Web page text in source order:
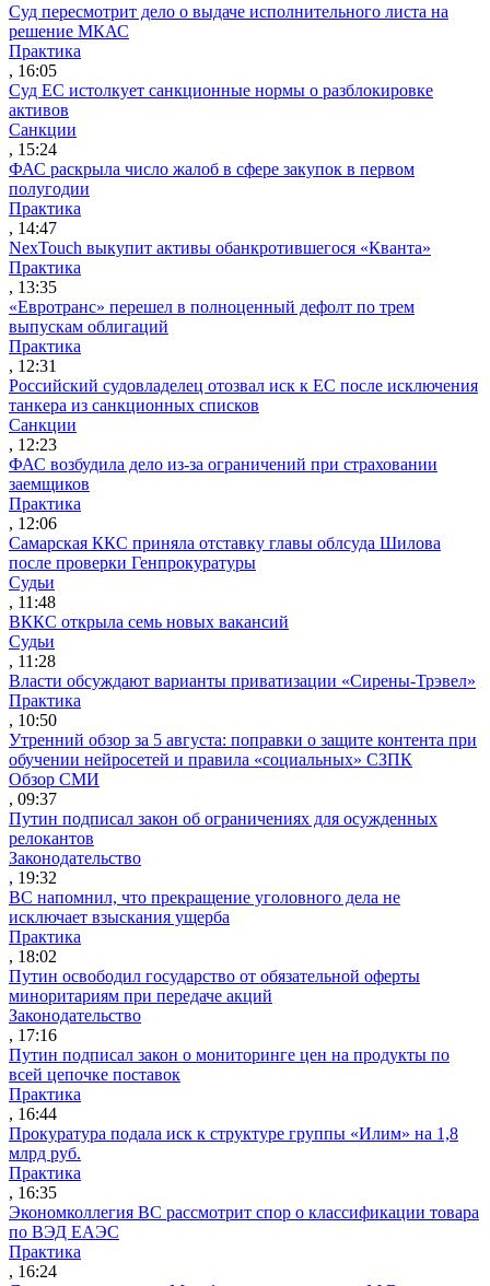
Суд пересмотрит дело о выдаче исполнительного листа на
решение МКАС
Практика
, 16:05
Суд ЕС истолкует санкционные нормы о разблокировке
активов
Санкции
, 15:24
ФАС раскрыла число жалоб в сфере закупок в первом
полугодии
Практика
, 14:47
NexTouch выкупит активы обанкротившегося «Кванта»
Практика
, 13:35
«Евротранс» перешел в полноценный дефолт по трем
выпускам облигаций
Практика
, 12:31
Российский судовладелец отозвал иск к ЕС после исключения
танкера из санкционных списков
Санкции
, 12:23
ФАС возбудила дело из-за ограничений при страховании
заемщиков
Практика
, 12:06
Самарская ККС приняла отставку главы облсуда Шилова
после проверки Генпрокуратуры
Судьи
, 11:48
ВККС открыла семь новых вакансий
Судьи
, 11:28
Власти обсуждают варианты приватизации «Сирены-Трэвел»
Практика
, 10:50
Утренний обзор за 5 августа: поправки о защите контента при
обучении нейросетей и правила «социальных» СЗПК
Обзор СМИ
, 09:37
Путин подписал закон об ограничениях для осужденных
релокантов
Законодательство
, 19:32
ВС напомнил, что прекращение уголовного дела не
исключает взыскания ущерба
Практика
, 18:02
Путин освободил государство от обязательной оферты
миноритариям при передаче акций
Законодательство
, 17:16
Путин подписал закон о мониторинге цен на продукты по
всей цепочке поставок
Практика
, 16:44
Прокуратура подала иск к структуре группы «Илим» на 1,8
млрд руб.
Практика
, 16:35
Экономколлегия ВС рассмотрит спор о классификации товара
по ВЭД ЕАЭС
Практика
, 16:24